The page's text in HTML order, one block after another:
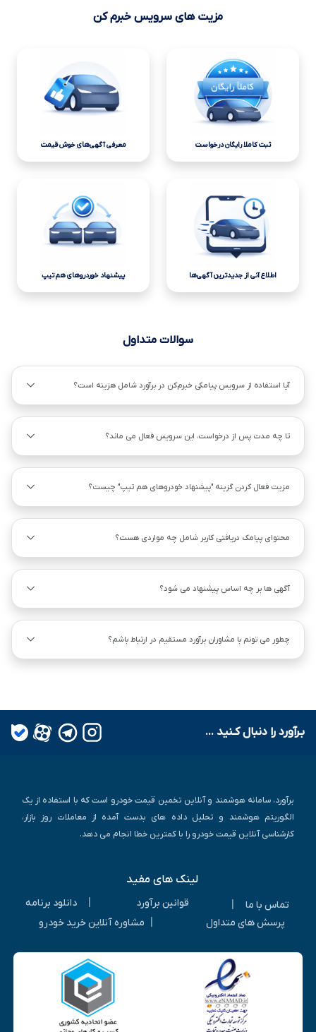
مزیت های سرویس خبرم کن
ثبت کاملا رایگان درخواست معرفی آگهی‌های خوش قیمت
اطلاع آنی از جدیدترین آگهی‌ها پیشنهاد خوردروهای هم تیپ
سوالات متداول
آیا استفاده از سرویس پیامکی خبرم‌کن در برآورد شامل هزینه است؟
تا چه مدت پس از درخواست، این سرویس فعال می ماند؟
مزیت فعال کردن گزینه "پیشنهاد خودروهای هم ‌تیپ" چیست؟
محتوای پیامک دریافتی کاربر شامل چه مواردی هست؟
آگهی ها بر چه اساس پیشنهاد می شود؟
چطور می تونم با مشاوران برآورد مستقیم در ارتباط باشم؟
بـرآورد را دنبال کـنید ...
برآورد، سامانه هوشمند و آنلاین تخمین قیمت خودرو است که با استفاده از یک
الگوریتم هوشمند و تحلیل داده های بدست آمده از معاملات روز بازار،
کارشناسی آنلاین قیمت خودرو را با کمترین خطا انجام می دهد.
لینک های مفید
تماس با ما قوانین برآورد
دانلود برنامه
پرسش های متداول
مشاوره آنلاین خرید خودرو